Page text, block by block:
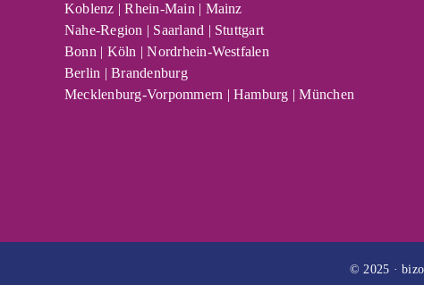
Koblenz | Rhein-Main | Mainz
Nahe-Region | Saarland | Stuttgart
Bonn | Köln | Nordrhein-Westfalen
Berlin | Brandenburg
Mecklenburg-Vorpommern | Hamburg | München
© 2025 ·